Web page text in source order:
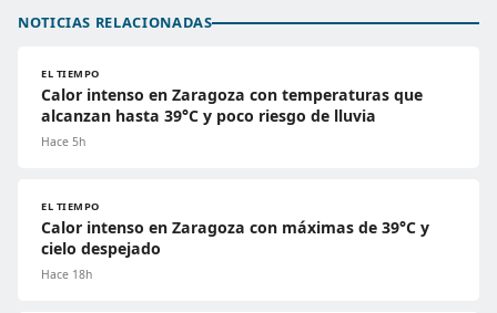
NOTICIAS RELACIONADAS
EL TIEMPO
Calor intenso en Zaragoza con temperaturas que
alcanzan hasta 39°C y poco riesgo de lluvia
Hace 5h
EL TIEMPO
Calor intenso en Zaragoza con máximas de 39°C y
cielo despejado
Hace 18h